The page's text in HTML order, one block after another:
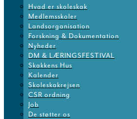
Hvad er skoleskak
Medlemsskoler
Landsorganisation
Forskning & Dokumentation
Nyheder
DM & LÆRINGSFESTIVAL
Skakkens Hus
Kalender
Skoleskakrejsen
CSR ordning
Job
De støtter os